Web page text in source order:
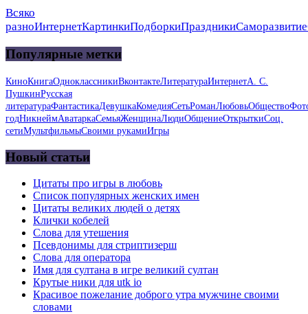
Всяко
разноИнтернетКартинкиПодборкиПраздникиСаморазвитие
Популярные метки
КиноКнигаОдноклассникиВконтактеЛитератураИнтернетА. С.
ПушкинРусская
литератураФантастикаДевушкаКомедияСетьРоманЛюбовьОбщество
годНикнеймАватаркаСемьяЖенщинаЛюдиОбщениеОткрыткиСоц.
сетиМультфильмыСвоими рукамиИгры
Новый статьи
Цитаты про игры в любовь
Список популярных женских имен
Цитаты великих людей о детях
Клички кобелей
Слова для утешения
Псевдонимы для стриптизерш
Слова для оператора
Имя для султана в игре великий султан
Крутые ники для utk io
Красивое пожелание доброго утра мужчине своими
словами